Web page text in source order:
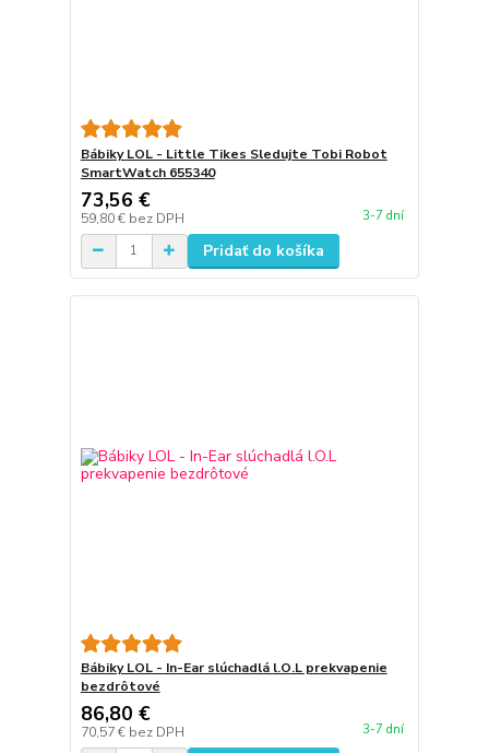
Bábiky LOL - Little Tikes Sledujte Tobi Robot
SmartWatch 655340
73,56 €
59,80 € bez DPH 3-7 dní
Pridať do košíka
Bábiky LOL - In-Ear slúchadlá l.O.L prekvapenie
bezdrôtové
86,80 €
70,57 € bez DPH 3-7 dní